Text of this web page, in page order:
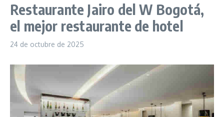
Restaurante Jairo del W Bogotá,
el mejor restaurante de hotel
24 de octubre de 2025